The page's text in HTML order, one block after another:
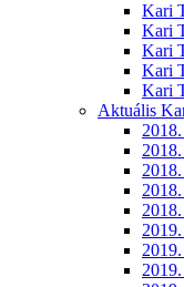
Kari
Kari
Kari
Kari
Kari
Aktuális